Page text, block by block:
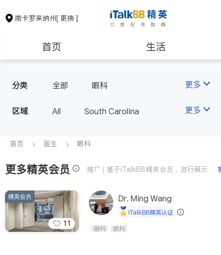
南卡罗来纳州[ 更换 ]
首页 生活
房地产租售 建筑装修
教育
非盈利组织
分类 全部 眼科 更多
区域 All South Carolina 更多
首页 医生 眼科
更多精英会员 推广 | 基于iTalkBB精英会员，进行展示
11
精英会员 Dr. Ming Wang
iTalkBB精英认证
Wang Vision Institute has more tha
眼科 眼科